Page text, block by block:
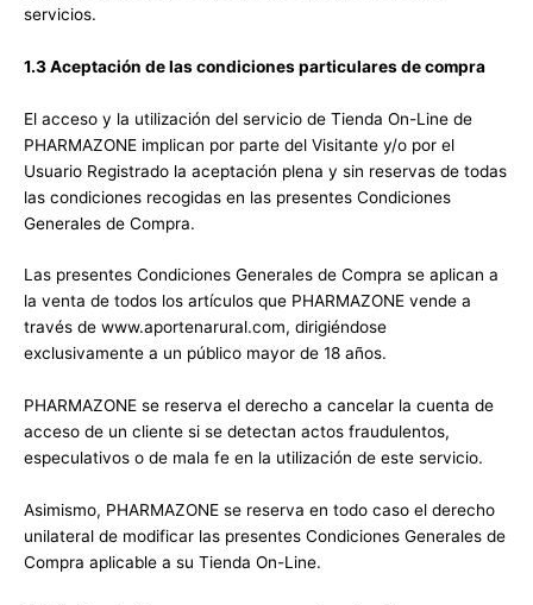
servicios.
1.3 Aceptación de las condiciones particulares de compra
El acceso y la utilización del servicio de Tienda On-Line de
PHARMAZONE implican por parte del Visitante y/o por el
Usuario Registrado la aceptación plena y sin reservas de todas
las condiciones recogidas en las presentes Condiciones
Generales de Compra.
Las presentes Condiciones Generales de Compra se aplican a
la venta de todos los artículos que PHARMAZONE vende a
través de www.aportenarural.com, dirigiéndose
exclusivamente a un público mayor de 18 años.
PHARMAZONE se reserva el derecho a cancelar la cuenta de
acceso de un cliente si se detectan actos fraudulentos,
especulativos o de mala fe en la utilización de este servicio.
Asimismo, PHARMAZONE se reserva en todo caso el derecho
unilateral de modificar las presentes Condiciones Generales de
Compra aplicable a su Tienda On-Line.